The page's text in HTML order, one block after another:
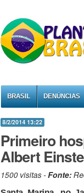
BRASIL DENÚNCIAS
8/2/2014 13:22
Primeiro
Albert
1500 visitas -Fonte: